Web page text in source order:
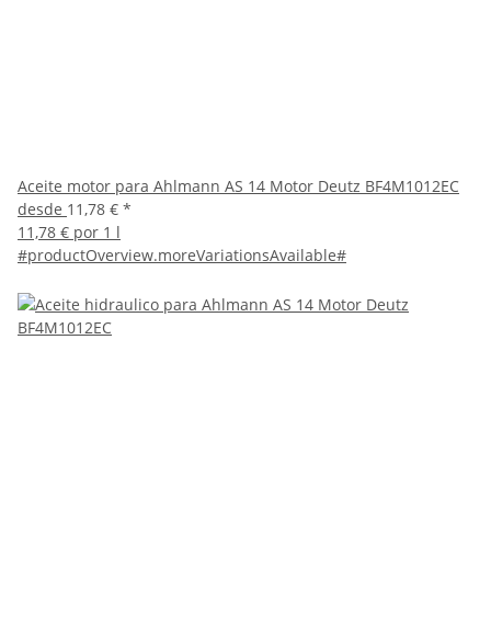
Aceite motor para Ahlmann AS 14 Motor Deutz BF4M1012EC
desde 11,78 € *
11,78 € por 1 l
#productOverview.moreVariationsAvailable#